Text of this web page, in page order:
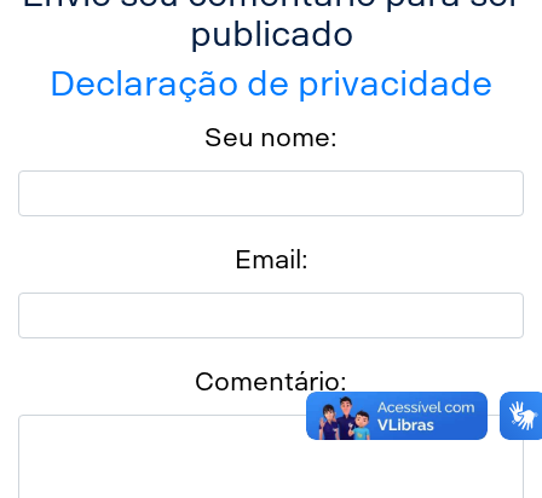
publicado
Declaração de privacidade
Seu nome:
Email:
Comentário: